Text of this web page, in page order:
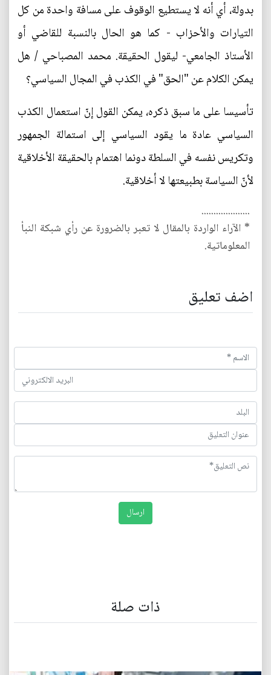
بدولة، أي أنه لا يستطيع الوقوف على مسافة واحدة من كل
التيارات والأحزاب - كما هو الحال بالنسبة للقاضي أو
الأستاذ الجامعي- ليقول الحقيقة. محمد المصباحي / هل
يمكن الكلام عن "الحق" في الكذب في المجال السياسي؟
تأسيسا على ما سبق ذكره، يمكن القول إنّ استعمال الكذب
السياسي عادة ما يقود السياسي إلى استمالة الجمهور
وتكريس نفسه في السلطة دونما اهتمام بالحقيقة الأخلاقية
لأنّ السياسة بطبيعتها لا أخلاقية.
....................
* الآراء الواردة بالمقال لا تعبر بالضرورة عن رأي شبكة النبأ
المعلوماتية.
اضف تعليق
ذات صلة